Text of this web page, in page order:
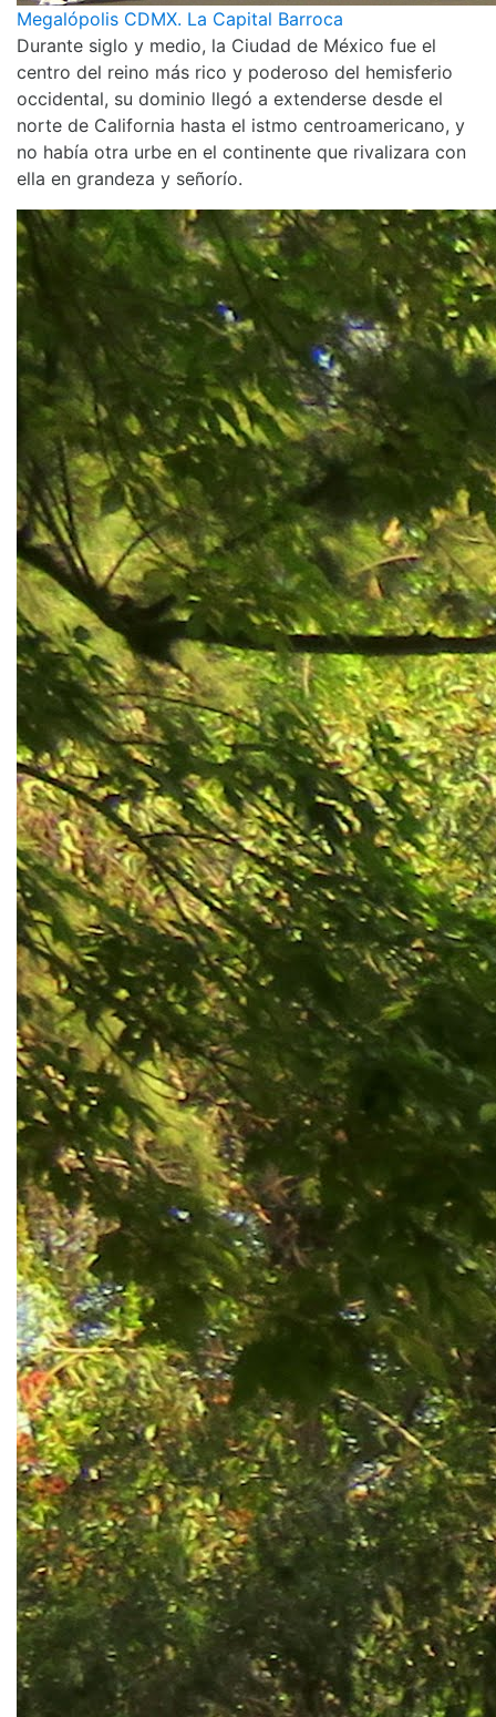
Megalópolis CDMX. La Capital Barroca
Durante siglo y medio, la Ciudad de México fue el
centro del reino más rico y poderoso del hemisferio
occidental, su dominio llegó a extenderse desde el
norte de California hasta el istmo centroamericano, y
no había otra urbe en el continente que rivalizara con
ella en grandeza y señorío.